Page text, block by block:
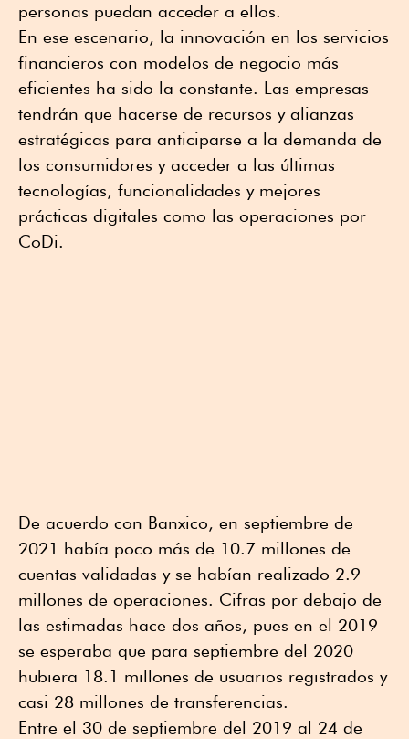
personas puedan acceder a ellos.
En ese escenario, la innovación en los servicios
financieros con modelos de negocio más
eficientes ha sido la constante. Las empresas
tendrán que hacerse de recursos y alianzas
estratégicas para anticiparse a la demanda de
los consumidores y acceder a las últimas
tecnologías, funcionalidades y mejores
prácticas digitales como las operaciones por
CoDi.
De acuerdo con Banxico, en septiembre de
2021 había poco más de 10.7 millones de
cuentas validadas y se habían realizado 2.9
millones de operaciones. Cifras por debajo de
las estimadas hace dos años, pues en el 2019
se esperaba que para septiembre del 2020
hubiera 18.1 millones de usuarios registrados y
casi 28 millones de transferencias.
Entre el 30 de septiembre del 2019 al 24 de